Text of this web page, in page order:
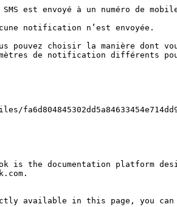
envoyé à un numéro de
notification n’est envoyée.
choisir la manière dont
de notification différents
is the documentation platform
available in this page, you can